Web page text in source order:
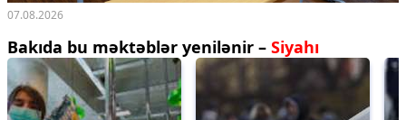
07.08.2026
Bakıda bu məktəblər yenilənir – Siyahı